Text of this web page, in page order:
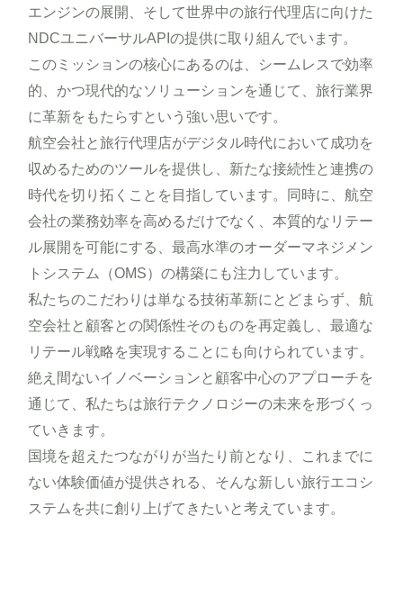
エンジンの展開、そして世界中の旅行代理店に向けた
NDCユニバーサルAPIの提供に取り組んでいます。
このミッションの核心にあるのは、シームレスで効率
的、かつ現代的なソリューションを通じて、旅行業界
に革新をもたらすという強い思いです。
航空会社と旅行代理店がデジタル時代において成功を
収めるためのツールを提供し、新たな接続性と連携の
時代を切り拓くことを目指しています。同時に、航空
会社の業務効率を高めるだけでなく、本質的なリテー
ル展開を可能にする、最高水準のオーダーマネジメン
トシステム（OMS）の構築にも注力しています。
私たちのこだわりは単なる技術革新にとどまらず、航
空会社と顧客との関係性そのものを再定義し、最適な
リテール戦略を実現することにも向けられています。
絶え間ないイノベーションと顧客中心のアプローチを
通じて、私たちは旅行テクノロジーの未来を形づくっ
ていきます。
国境を超えたつながりが当たり前となり、これまでに
ない体験価値が提供される、そんな新しい旅行エコシ
ステムを共に創り上げてきたいと考えています。